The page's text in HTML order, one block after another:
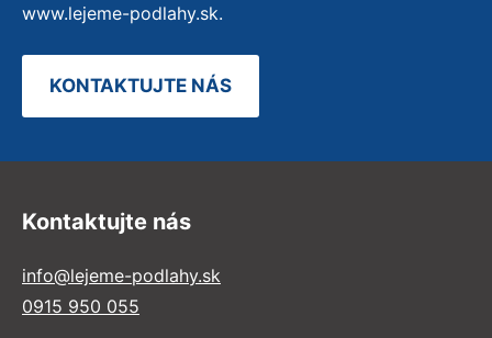
www.lejeme-podlahy.sk.
KONTAKTUJTE NÁS
Kontaktujte nás
info@lejeme-podlahy.sk
0915 950 055